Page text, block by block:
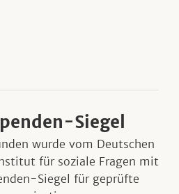
Siegel
wurde vom Deutschen
für soziale Fragen mit
Siegel für geprüfte